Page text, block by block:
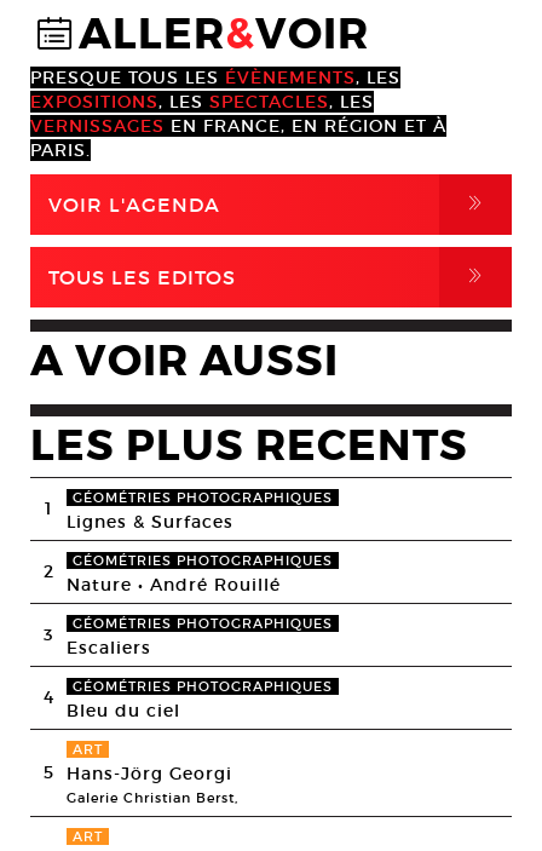
@ALLER&VOIR
PRESQUE TOUS LES ÉVÈNEMENTS, LES
EXPOSITIONS, LES SPECTACLES, LES
VERNISSAGES EN FRANCE, EN RÉGION ET À
PARIS.
VOIR L'AGENDA ,
TOUS LES EDITOS ,
A VOIR AUSSI
LES PLUS RECENTS
1 GÉOMÉTRIES PHOTOGRAPHIQUES
Lignes & Surfaces
2 GÉOMÉTRIES PHOTOGRAPHIQUES
Nature • André Rouillé
3 GÉOMÉTRIES PHOTOGRAPHIQUES
Escaliers
4 GÉOMÉTRIES PHOTOGRAPHIQUES
Bleu du ciel
5
ART
Hans-Jörg Georgi
Galerie Christian Berst,
ART